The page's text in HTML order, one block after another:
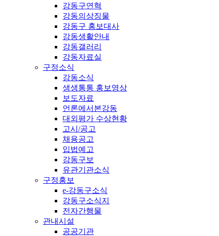
강동구연혁
강동의상징물
강동구 홍보대사
강동생활안내
강동갤러리
강동자료실
구정소식
강동소식
생생통통 홍보영상
보도자료
언론에서본강동
대외평가 수상현황
고시/공고
채용공고
입법예고
강동구보
유관기관소식
구정홍보
e-강동구소식
강동구소식지
전자간행물
관내시설
공공기관